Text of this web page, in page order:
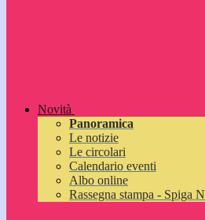
Novità
Panoramica
Le notizie
Le circolari
Calendario eventi
Albo online
Rassegna stampa - Spiga